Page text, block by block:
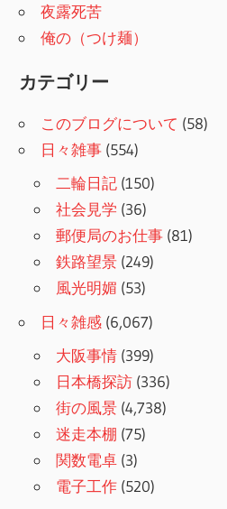
夜露死苦
俺の（つけ麺）
カテゴリー
このブログについて (58)
日々雑事 (554)
二輪日記 (150)
社会見学 (36)
郵便局のお仕事 (81)
鉄路望景 (249)
風光明媚 (53)
日々雑感 (6,067)
大阪事情 (399)
日本橋探訪 (336)
街の風景 (4,738)
迷走本棚 (75)
関数電卓 (3)
電子工作 (520)